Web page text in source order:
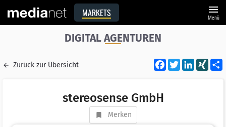
MARKETS menu
Menü
DIGITAL AGENTUREN
Zurück zur Übersicht Facebook
Twitter XING
stereosense GmbH
Merken